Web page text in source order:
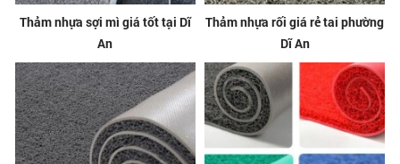
Thảm nhựa sợi mì giá tốt tại Dĩ
An
Thảm nhựa rối giá rẻ tai phường
Dĩ An